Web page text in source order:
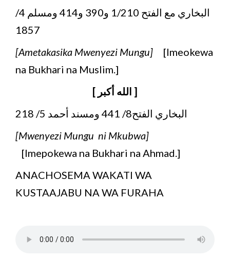
البخاري مع الفتح 1/210 و390 و414 ومسلم 4/
1857
[Ametakasika Mwenyezi Mungu] [Imeokewa
na Bukhari na Muslim.]
[ الله أكبر ]
البخاري الفتح8/ 441 ومسند أحمد 5/ 218
[Mwenyezi Mungu ni Mkubwa]
[Imepokewa na Bukhari na Ahmad.]
ANACHOSEMA WAKATI WA
KUSTAAJABU NA WA FURAHA